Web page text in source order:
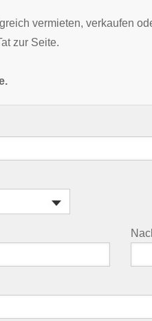
vermieten, verkaufen
zur Seite.